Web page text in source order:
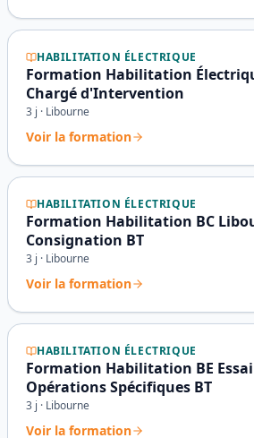
HABILITATION ÉLECTRIQUE
Formation Habilitation
Chargé d'Intervention
3 j · Libourne
Voir la formation
HABILITATION ÉLECTRIQUE
Formation Habilitation BC
Consignation BT
3 j · Libourne
Voir la formation
HABILITATION ÉLECTRIQUE
Formation Habilitation BE
Opérations Spécifiques BT
3 j · Libourne
Voir la formation